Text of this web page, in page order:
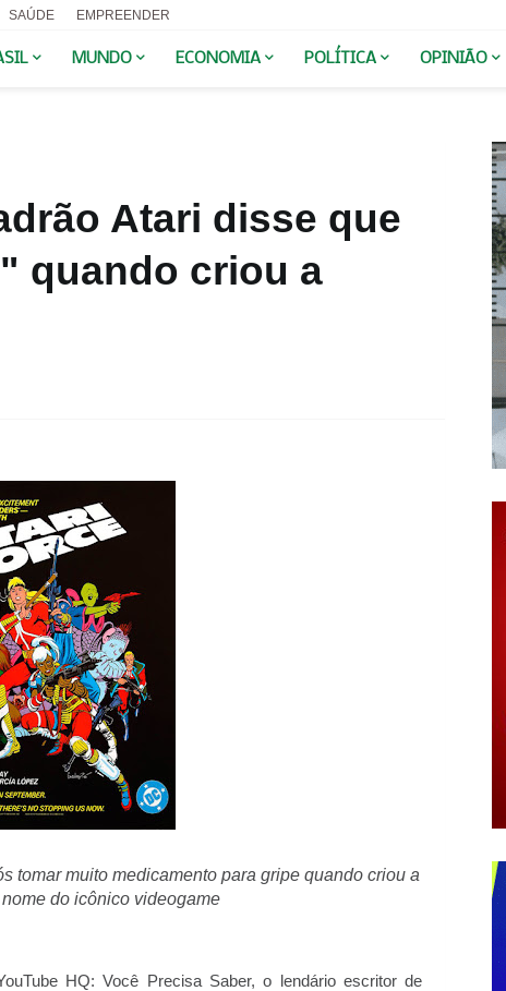
SAÚDE EMPREENDER
MUNDO ECONOMIA POLÍTICA OPINIÃO
Atari disse que
quando criou a
tomar muito medicamento para gripe quando criou a
do icônico videogame
HQ: Você Precisa Saber, o lendário escritor de